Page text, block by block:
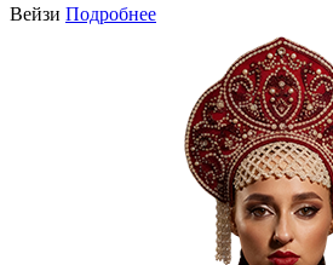
Вейзи Подробнее